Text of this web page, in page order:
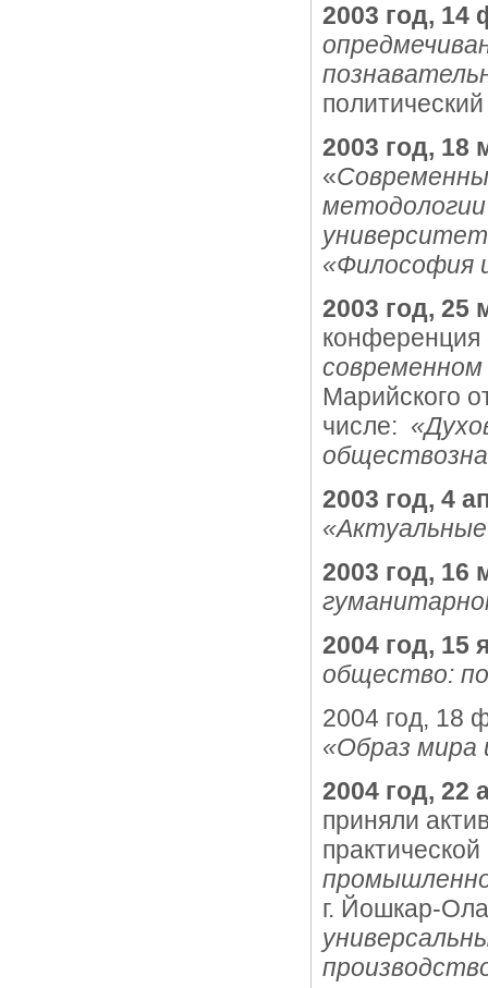
2003 год, 14
2003 год, 18
«
методологии
«Философия
2003 год, 25
конференция
Марийского
числе:
2003 год, 4
2003 год, 16
2004 год, 15
общество:
2004 год, 18
«Образ мира
2004 год, 22
приняли
г. Йошкар-